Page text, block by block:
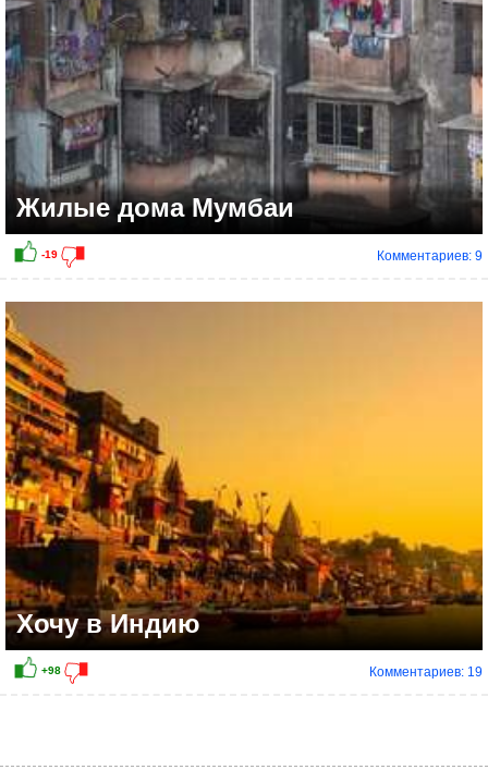
+161
Жилые дома Мумбаи
Комментариев: 9
Хочу в Индию
Комментариев: 19